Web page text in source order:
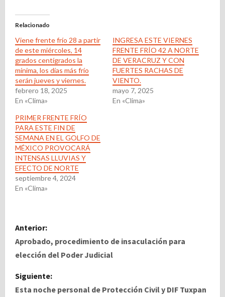
Relacionado
Viene frente frío 28 a partir
de este miércoles, 14
grados centígrados la
mínima, los días más frío
serán jueves y viernes.
febrero 18, 2025
En «Clima»
INGRESA ESTE VIERNES
FRENTE FRÍO 42 A NORTE
DE VERACRUZ Y CON
FUERTES RACHAS DE
VIENTO.
mayo 7, 2025
En «Clima»
PRIMER FRENTE FRÍO
PARA ESTE FIN DE
SEMANA EN EL GOLFO DE
MÉXICO PROVOCARÁ
INTENSAS LLUVIAS Y
EFECTO DE NORTE
septiembre 4, 2024
En «Clima»
N
a
e
Anterior:
Aprobado, procedimiento de insaculación para
elección del Poder Judicial
Siguiente:
Esta noche personal de Protección Civil y DIF Tuxpan